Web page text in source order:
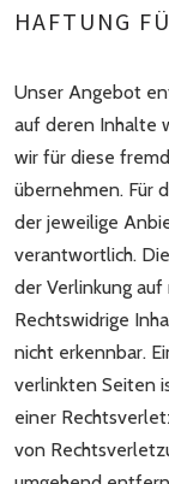
HAFTUNG
Unser Angebot
auf deren Inhalte
wir für diese
übernehmen. Für
der jeweilige
verantwortlich.
der Verlinkung
Rechtswidrige
nicht erkennbar.
verlinkten Seiten
einer
von